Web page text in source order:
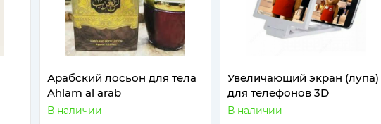
Арабский лосьон для тела
Ahlam al arab
В наличии
Увеличающий экран (лупа)
для телефонов 3D
В наличии